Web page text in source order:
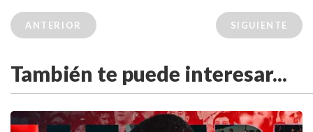
ANTERIOR SIGUIENTE
También te puede interesar...